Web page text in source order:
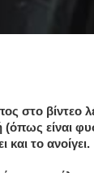
στο βίντεο
(όπως είναι
και το ανοίγει.